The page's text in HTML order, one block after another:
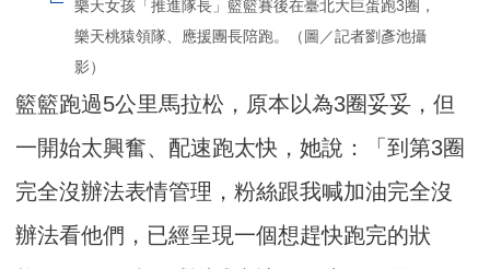
樂天女孩「推進隊長」籃籃賽後在臺北大巨蛋跑3圈，
樂天桃猿領隊、應援團長陪跑。（圖／記者劉彥池攝
影）
籃籃跑過5公里馬拉松，原本以為3圈妥妥，但
一開始太興奮、配速跑太快，她說：「到第3圈
完全沒辦法表情管理，粉絲跟我喊加油完全沒
辦法看他們，已經呈現一個想趕快跑完的狀